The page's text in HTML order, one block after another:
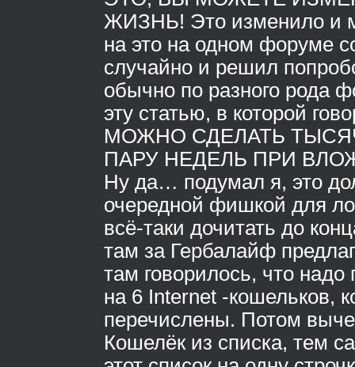
ЖИЗНЬ! Это изменило и
на это на одном форуме
случайно и решил
обычно по разного рода
эту статью, в которой
МОЖНО СДЕЛАТЬ
ПАРУ НЕДЕЛЬ ПРИ
Ну да… подумал я, это
очередной фишкой для
всё-таки дочитать до
там за Гербалайф
там говорилось, что надо
на 6 Internet -кошельков,
перечислены. Потом
Кошелёк из списка, тем